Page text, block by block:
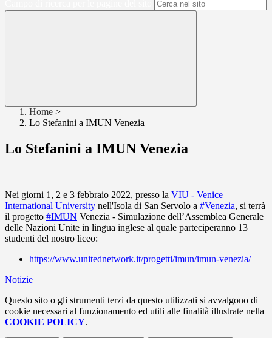
Home >
Lo Stefanini a IMUN Venezia
Lo Stefanini a IMUN Venezia
Nei giorni 1, 2 e 3 febbraio 2022, presso la VIU - Venice
International University nell'Isola di San Servolo a #Venezia, si terrà
il progetto #IMUN Venezia - Simulazione dell’Assemblea Generale
delle Nazioni Unite in lingua inglese al quale parteciperanno 13
studenti del nostro liceo:
https://www.unitednetwork.it/progetti/imun/imun-venezia/
Notizie
Questo sito o gli strumenti terzi da questo utilizzati si avvalgono di
cookie necessari al funzionamento ed utili alle finalità illustrate nella
COOKIE POLICY.